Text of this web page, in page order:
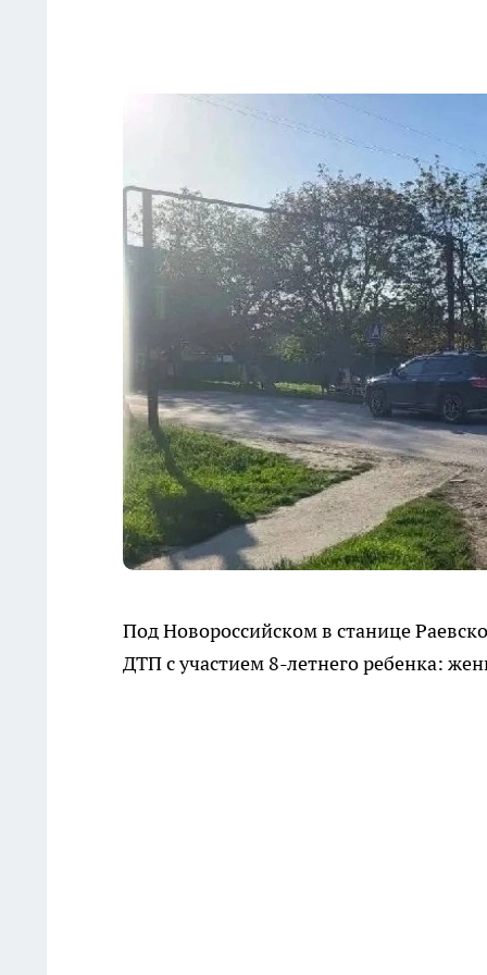
Под Новороссийском в станице
ДТП с участием 8-летнего ребенка: